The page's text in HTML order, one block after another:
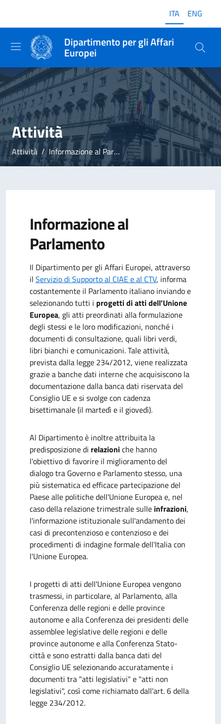
ITA ENG
Dipartimento per gli Affari
Europei
Attività
Attività Informazione al Parlamento
Informazione al
Parlamento
Il Dipartimento per gli Affari Europei, attraverso
il Servizio di Supporto al CIAE e al CTV, informa
costantemente il Parlamento italiano inviando e
selezionando tutti i progetti di atti dell'Unione
Europea, gli atti preordinati alla formulazione
degli stessi e le loro modificazioni, nonché i
documenti di consultazione, quali libri verdi,
libri bianchi e comunicazioni. Tale attività,
prevista dalla legge 234/2012, viene realizzata
grazie a banche dati interne che acquisiscono la
documentazione dalla banca dati riservata del
Consiglio UE e si svolge con cadenza
bisettimanale (il martedì e il giovedì).
Al Dipartimento è inoltre attribuita la
predisposizione di relazioniche hanno
l'obiettivo di favorire il miglioramento del
dialogo tra Governo e Parlamento stesso, una
più sistematica ed efficace partecipazione del
Paese alle politiche dell'Unione Europea e, nel
caso della relazione trimestrale sulle infrazioni,
l'informazione istituzionale sull'andamento dei
casi di precontenzioso e contenzioso e dei
procedimenti di indagine formale dell'Italia con
l'Unione Europea.
I progetti di atti dell'Unione Europea vengono
trasmessi, in particolare, al Parlamento, alla
Conferenza delle regioni e delle province
autonome e alla Conferenza dei presidenti delle
assemblee legislative delle regioni e delle
province autonome e alla Conferenza Stato-
città e sono estratti dalla banca dati del
Consiglio UE selezionando accuratamente i
documenti tra "atti legislativi" e "atti non
legislativi", così come richiamato dall'art. 6 della
legge 234/2012.